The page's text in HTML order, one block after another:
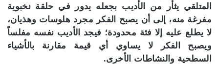
المتلقي يثأر من الأديب بجعله يدور في حلقة نخبوية
مفرغة منه، إلى أن يصبح الفكر مجرد هلوسات وهذيان،
لا يطلع عليه إلا فئة محدودة؛ فيجد الأديب نفسه مفلساً
ويصبح الفكر لا يساوي أي قيمة مقارنة بالأشياء
السطحية والنشاطات الأخرى.